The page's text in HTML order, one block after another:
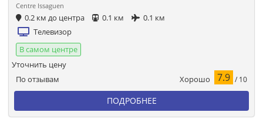
Centre Issaguen
0.2 км до центра 0.1 км
0.1 км
Телевизор
В самом центре
По отзывам Хорошо 7.9 / 10
Уточнить цену
ПОДРОБНЕЕ